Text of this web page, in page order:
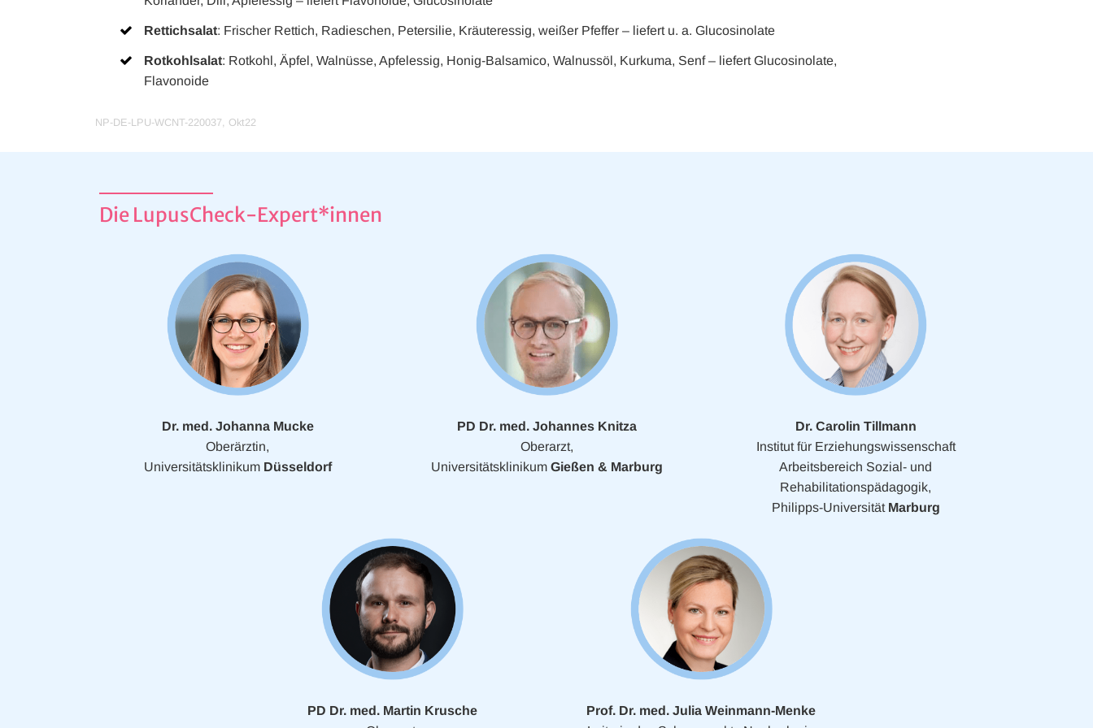
Rettichsalat: Frischer Rettich, Radieschen, Petersilie, Kräuteressig, weißer Pfeffer – liefert u. a. Glucosinolate
Rotkohlsalat: Rotkohl, Äpfel, Walnüsse, Apfelessig, Honig-Balsamico, Walnussöl, Kurkuma, Senf – liefert Glucosinolate,
Flavonoide
NP-DE-LPU-WCNT-220037, Okt22
Die LupusCheck-Expert*innen
Dr. med. Johanna Mucke
Oberärztin,
Universitätsklinikum Düsseldorf
PD Dr. med. Johannes Knitza
Oberarzt,
Universitätsklinikum Gießen & Marburg
Dr. Carolin Tillmann
Institut für Erziehungswissenschaft
Arbeitsbereich Sozial- und
Rehabilitationspädagogik,
Philipps-Universität Marburg
PD Dr. med. Martin Krusche
Prof. Dr. med. Julia Weinmann-Menke
werden dann nicht funktionieren. Diese Cookies speichern keine personenbezogenen Daten.
Leistungs-Cookies
Werbe-Cookies